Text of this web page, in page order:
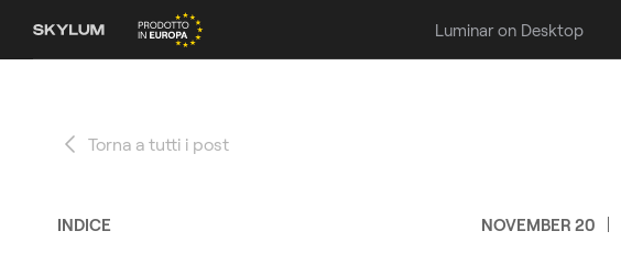
Luminar on Desktop
Torna a tutti i post
INDICE NOVEMBER 20